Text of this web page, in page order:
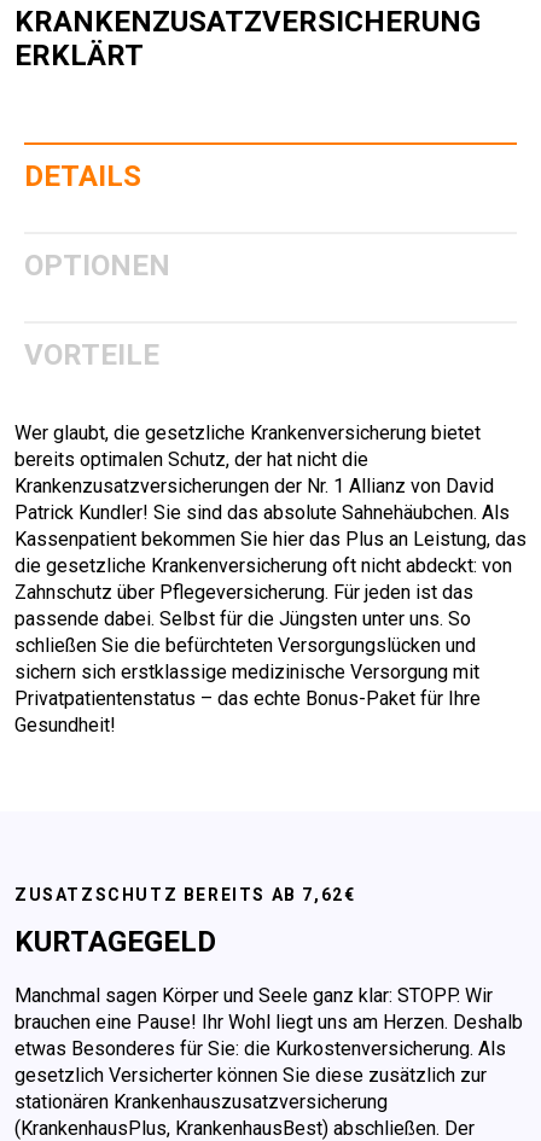
KRANKENZUSATZVERSICHERUNG
ERKLÄRT
DETAILS
OPTIONEN
VORTEILE
Wer glaubt, die gesetzliche Krankenversicherung bietet
bereits optimalen Schutz, der hat nicht die
Krankenzusatzversicherungen der Nr. 1 Allianz von David
Patrick Kundler! Sie sind das absolute Sahnehäubchen. Als
Kassenpatient bekommen Sie hier das Plus an Leistung, das
die gesetzliche Krankenversicherung oft nicht abdeckt: von
Zahnschutz über Pflegeversicherung. Für jeden ist das
passende dabei. Selbst für die Jüngsten unter uns. So
schließen Sie die befürchteten Versorgungslücken und
sichern sich erstklassige medizinische Versorgung mit
Privatpatientenstatus – das echte Bonus-Paket für Ihre
Gesundheit!
ZUSATZSCHUTZ BEREITS AB 7,62€
KURTAGEGELD
Manchmal sagen Körper und Seele ganz klar: STOPP. Wir
brauchen eine Pause! Ihr Wohl liegt uns am Herzen. Deshalb
etwas Besonderes für Sie: die Kurkostenversicherung. Als
gesetzlich Versicherter können Sie diese zusätzlich zur
stationären Krankenhauszusatzversicherung
(KrankenhausPlus, KrankenhausBest) abschließen. Der